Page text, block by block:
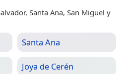
Santa Ana, San Miguel y
Santa Ana
Joya de Cerén